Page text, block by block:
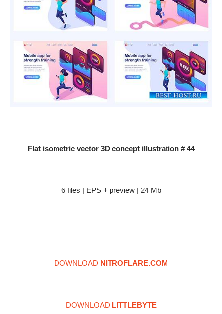
Flat isometric vector 3D concept illustration # 44
6 files | EPS + preview | 24 Mb
DOWNLOAD NITROFLARE.COM
DOWNLOAD LITTLEBYTE